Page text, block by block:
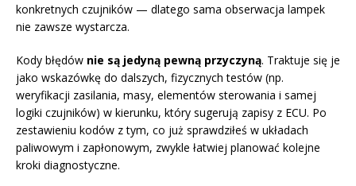
konkretnych czujników — dlatego sama obserwacja lampek
nie zawsze wystarcza.
Kody błędów nie są jedyną pewną przyczyną. Traktuje się je
jako wskazówkę do dalszych, fizycznych testów (np.
weryfikacji zasilania, masy, elementów sterowania i samej
logiki czujników) w kierunku, który sugerują zapisy z ECU. Po
zestawieniu kodów z tym, co już sprawdziłeś w układach
paliwowym i zapłonowym, zwykle łatwiej planować kolejne
kroki diagnostyczne.